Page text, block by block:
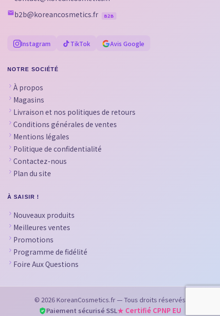
b2b@koreancosmetics.fr
B2B
Instagram TikTok Avis Google
NOTRE SOCIÉTÉ
À propos
Magasins
Livraison et nos politiques de retours
Conditions générales de ventes
Mentions légales
Politique de confidentialité
Contactez-nous
Plan du site
À SAISIR !
Nouveaux produits
Meilleures ventes
Promotions
Programme de fidélité
Foire Aux Questions
© 2026 KoreanCosmetics.fr — Tous droits réservés
Paiement sécurisé SSL★ Certifié CPNP EU